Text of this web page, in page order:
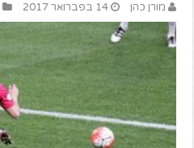
מורן כהן 14 בפברואר 2017